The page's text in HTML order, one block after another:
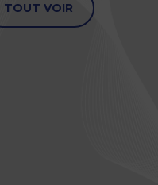
TOUT VOIR